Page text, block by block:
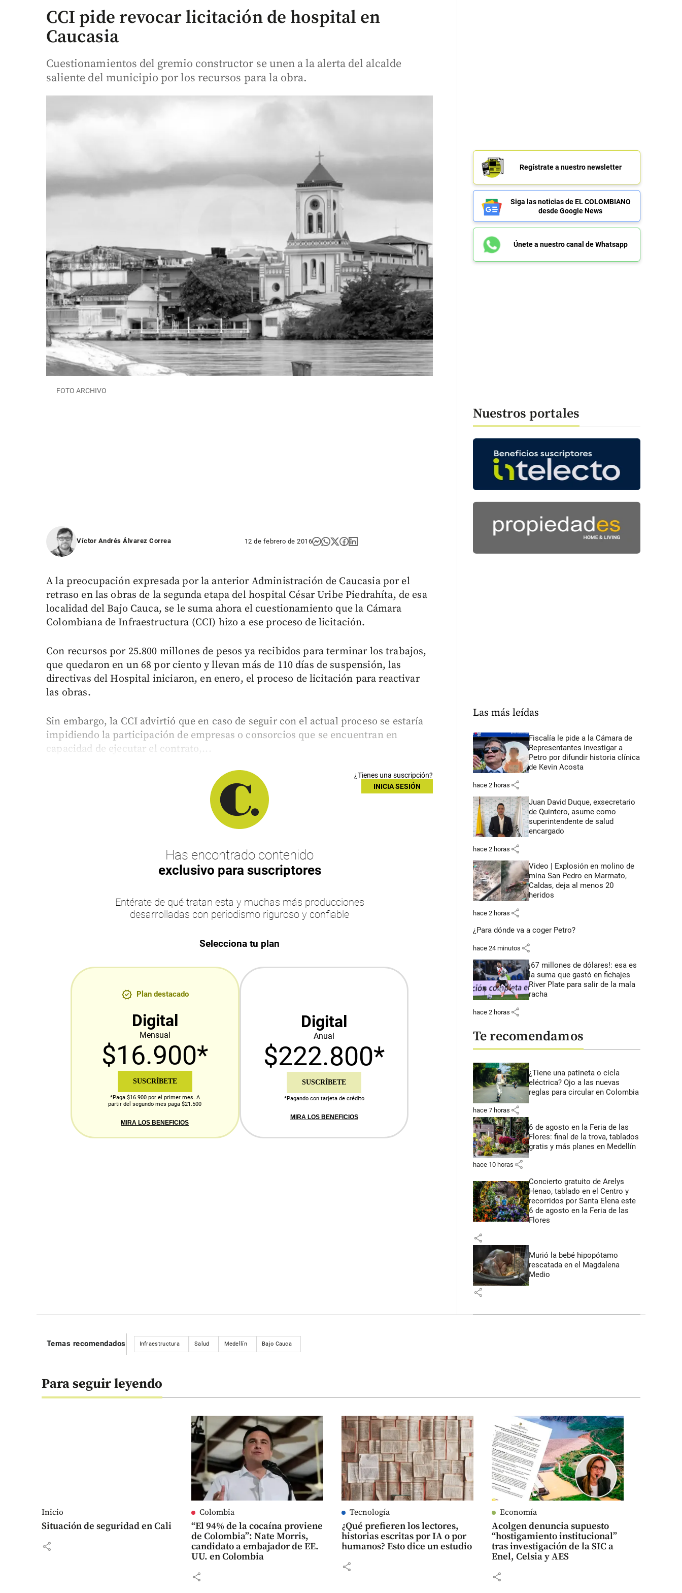
CCI pide revocar licitación de hospital en
Caucasia
Cuestionamientos del gremio constructor se unen a la alerta del alcalde
saliente del municipio por los recursos para la obra.
FOTO ARCHIVO
Víctor Andrés Álvarez Correa 12 de febrero de 2016
A la preocupación expresada por la anterior Administración de Caucasia por el
retraso en las obras de la segunda etapa del hospital César Uribe Piedrahíta, de esa
localidad del Bajo Cauca, se le suma ahora el cuestionamiento que la Cámara
Colombiana de Infraestructura (CCI) hizo a ese proceso de licitación.
Con recursos por 25.800 millones de pesos ya recibidos para terminar los trabajos,
que quedaron en un 68 por ciento y llevan más de 110 días de suspensión, las
directivas del Hospital iniciaron, en enero, el proceso de licitación para reactivar
las obras.
Sin embargo, la CCI advirtió que en caso de seguir con el actual proceso se estaría
impidiendo la participación de empresas o consorcios que se encuentran en
capacidad de ejecutar el contrato,...
¿Tienes una suscripción?
INICIA SESIÓN
Has encontrado contenido
exclusivo para suscriptores
Entérate de qué tratan esta y muchas más producciones
desarrolladas con periodismo riguroso y confiable
Selecciona tu plan
Plan destacado
Digital
Mensual
$16.900*
SUSCRÍBETE
*Paga $16.900 por el primer mes. A
partir del segundo mes paga $21.500
MIRA LOS BENEFICIOS
Digital
Anual
$222.800*
SUSCRÍBETE
*Pagando con tarjeta de crédito
MIRA LOS BENEFICIOS
Regístrate a nuestro newsletter
Siga las noticias de EL COLOMBIANO
desde Google News
Únete a nuestro canal de Whatsapp
Nuestros portales
Las más leídas
Fiscalía le pide a la Cámara de
Representantes investigar a
Petro por difundir historia clínica
de Kevin Acosta
hace 2 horas share
Juan David Duque, exsecretario
de Quintero, asume como
superintendente de salud
encargado
hace 2 horas share
Video | Explosión en molino de
mina San Pedro en Marmato,
Caldas, deja al menos 20
heridos
hace 2 horas share
¿Para dónde va a coger Petro?
hace 24 minutos share
¡67 millones de dólares!: esa es
la suma que gastó en fichajes
River Plate para salir de la mala
racha
hace 2 horas share
Te recomendamos
¿Tiene una patineta o cicla
eléctrica? Ojo a las nuevas
reglas para circular en Colombia
hace 7 horas share
6 de agosto en la Feria de las
Flores: final de la trova, tablados
gratis y más planes en Medellín
hace 10 horas share
Concierto gratuito de Arelys
Henao, tablado en el Centro y
recorridos por Santa Elena este
6 de agosto en la Feria de las
Flores
share
Murió la bebé hipopótamo
rescatada en el Magdalena
Medio
share
Temas recomendados Infraestructura Salud Medellín Bajo Cauca
Para seguir leyendo
Inicio
Situación de seguridad en Cali
share
Colombia
“El 94% de la cocaína proviene
de Colombia”: Nate Morris,
candidato a embajador de EE.
UU. en Colombia
share
Tecnología
¿Qué prefieren los lectores,
historias escritas por IA o por
humanos? Esto dice un estudio
share
Economía
Acolgen denuncia supuesto
“hostigamiento institucional”
tras investigación de la SIC a
Enel, Celsia y AES
share